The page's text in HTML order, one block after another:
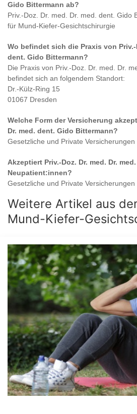
Gido Bittermann ab?
Priv.-Doz. Dr. med. Dr. med. dent. Gido
für Mund-Kiefer-Gesichtschirurgie
Wo befindet sich die Praxis von
dent. Gido Bittermann?
Die Praxis von Priv.-Doz. Dr. med. Dr.
befindet sich an folgendem Standort:
Dr.-Külz-Ring 15
01067 Dresden
Welche Form der Versicherung
Dr. med. dent. Gido Bittermann?
Gesetzliche und Private Versicherungen
Akzeptiert Priv.-Doz. Dr. med. Dr.
Neupatient:innen?
Gesetzliche und Private Versicherungen
Weitere Artikel aus
Mund-Kiefer-